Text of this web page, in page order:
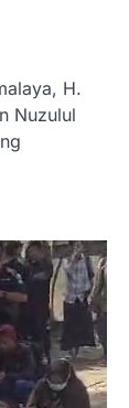
H.
Nuzulul